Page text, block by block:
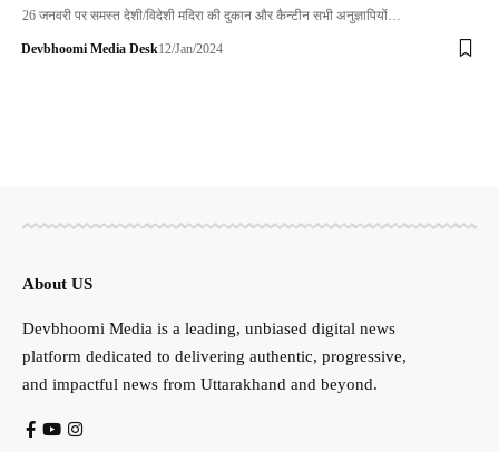
26 जनवरी पर समस्त देशी/विदेशी मदिरा की दुकान और कैन्टीन सभी अनुज्ञापियों…
Devbhoomi Media Desk12/Jan/2024
About US
Devbhoomi Media is a leading, unbiased digital news
platform dedicated to delivering authentic, progressive,
and impactful news from Uttarakhand and beyond.